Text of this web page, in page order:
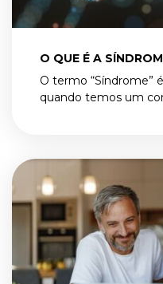
O QUE É A
O termo “Síndrome”
quando temos um